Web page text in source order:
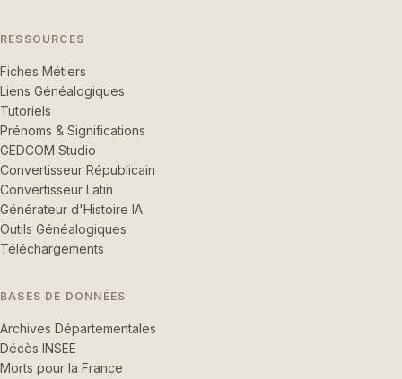
RESSOURCES
Fiches Métiers
Liens Généalogiques
Tutoriels
Prénoms & Significations
GEDCOM Studio
Convertisseur Républicain
Convertisseur Latin
Générateur d'Histoire IA
Outils Généalogiques
Téléchargements
BASES DE DONNÉES
Archives Départementales
Décès INSEE
Morts pour la France